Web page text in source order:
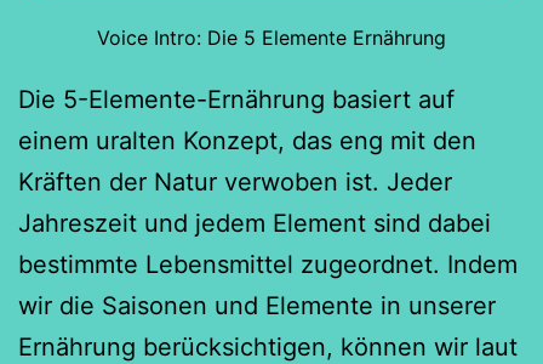
Voice Intro: Die 5 Elemente Ernährung
Die 5-Elemente-Ernährung basiert auf
einem uralten Konzept, das eng mit den
Kräften der Natur verwoben ist. Jeder
Jahreszeit und jedem Element sind dabei
bestimmte Lebensmittel zugeordnet. Indem
wir die Saisonen und Elemente in unserer
Ernährung berücksichtigen, können wir laut